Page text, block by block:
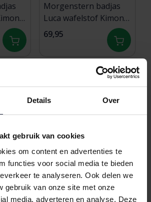
Details Over
gebruik van cookies
om content en advertenties te
functies voor social media te bieden
te analyseren. Ook delen we
gebruik van onze site met onze
media, adverteren en analyse. Deze
XL
Morgenstern badjas
Luca wafelstof Kimono
120cm Olijf Maat M
69,95
2
Morgenstern Geena 2
damesbadjas met